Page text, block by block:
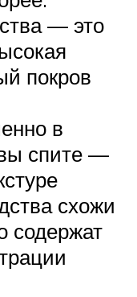
— это
покров
в
спите —
схожи
содержат